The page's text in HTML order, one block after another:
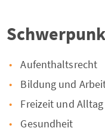
Aufenthaltsrecht
Bildung und
Freizeit und Alltag
Gesundheit